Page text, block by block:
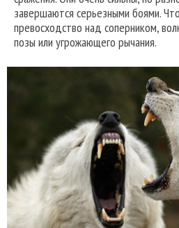
завершаются серьезными боями.
превосходство над соперником,
позы или угрожающего рычания.